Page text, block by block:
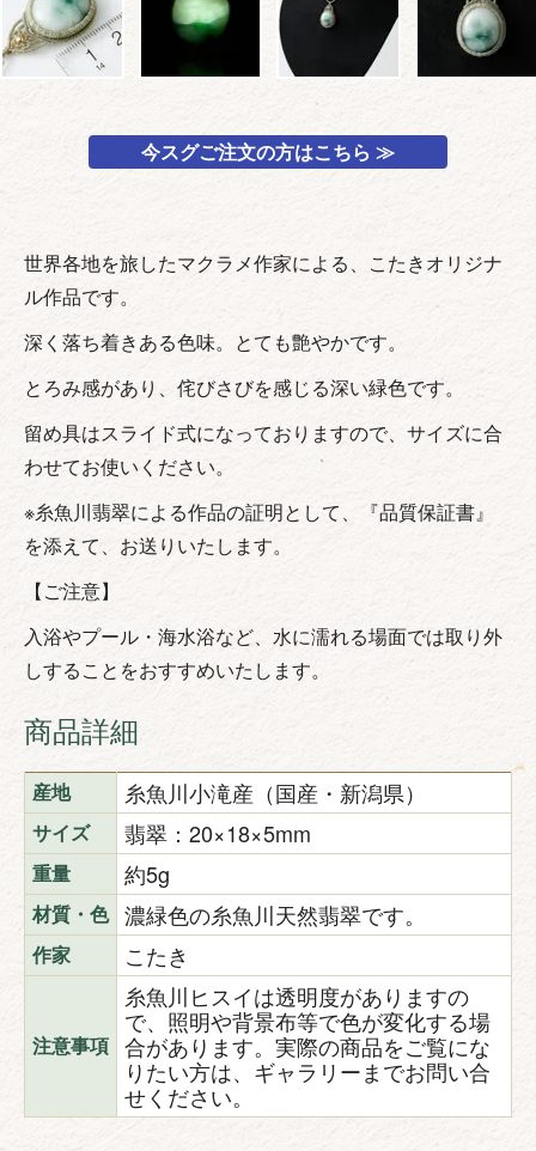
今スグご注文の方はこちら ≫
世界各地を旅したマクラメ作家による、こたきオリジナ
ル作品です。
深く落ち着きある色味。とても艶やかです。
とろみ感があり、侘びさびを感じる深い緑色です。
留め具はスライド式になっておりますので、サイズに合
わせてお使いください。
※糸魚川翡翠による作品の証明として、『品質保証書』
を添えて、お送りいたします。
【ご注意】
入浴やプール・海水浴など、水に濡れる場面では取り外
しすることをおすすめいたします。
商品詳細
産地 糸魚川小滝産（国産・新潟県）
サイズ 翡翠：20×18×5mm
重量 約5g
材質・色 濃緑色の糸魚川天然翡翠です。
作家 こたき
注意事項
糸魚川ヒスイは透明度がありますの
で、照明や背景布等で色が変化する場
合があります。実際の商品をご覧にな
りたい方は、ギャラリーまでお問い合
せください。